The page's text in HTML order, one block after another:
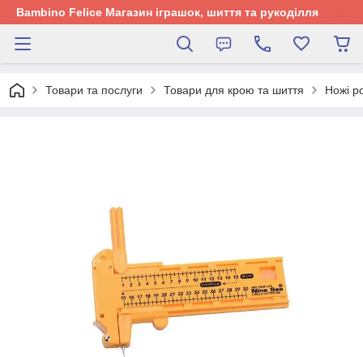
Bambino Felice Магазин іграшок, шиття та рукоділля
Товари та послуги Товари для крою та шиття Ножі